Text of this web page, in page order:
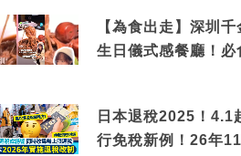
【為食出走】深圳千
生日儀式感餐廳！必
日本退稅2025！4.1
行免稅新例！26年11